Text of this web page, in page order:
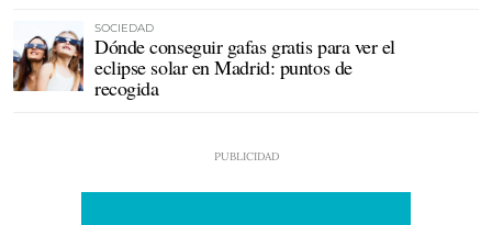
SOCIEDAD
Dónde conseguir gafas gratis para ver el
eclipse solar en Madrid: puntos de
recogida